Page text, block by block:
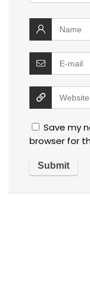
Save my
browser for